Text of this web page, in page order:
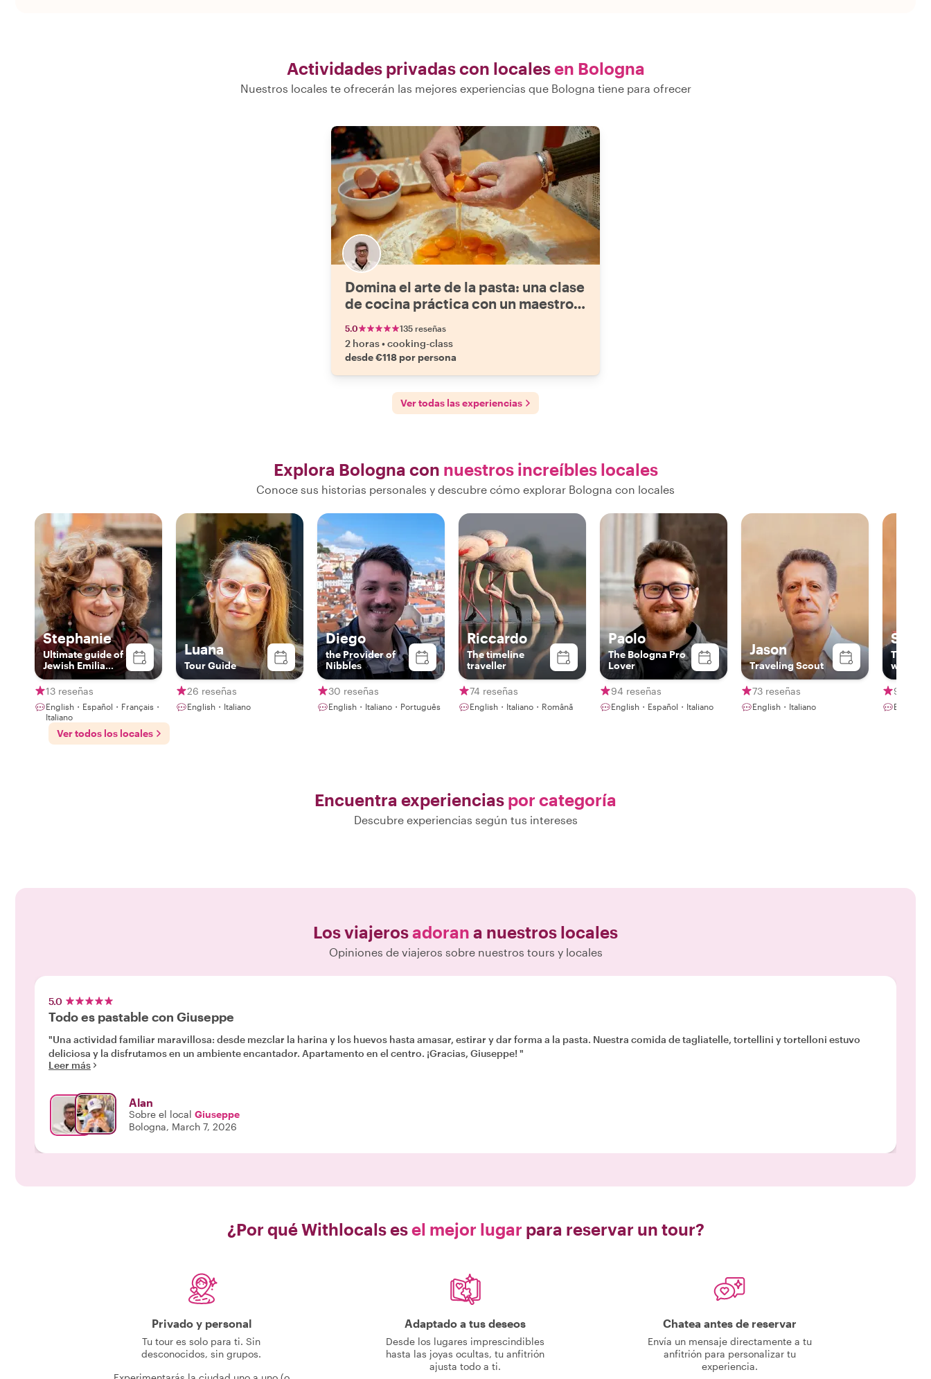
Actividades privadas con localesen Bologna
Nuestros locales te ofrecerán las mejores experiencias que Bologna tiene para ofrecer
Domina el arte de la pasta: una clase
de cocina práctica con un maestro
5.0 135 reseñas
2 horas•cooking-class
desde €118 por persona
Ver todas las experiencias
Explora Bologna con nuestros increíbles locales
Conoce sus historias personales y descubre cómo explorar Bologna con locales
Stephanie
Ultimate guide of
Jewish Emilia
Romagna (you
should learn
about It!)
13 reseñas
English・Español・Français・
Italiano
Luana
Tour Guide
26 reseñas
English・Italiano
Diego
the Provider of
Nibbles
30 reseñas
English・Italiano・Português
Riccardo
The timeline
traveller
74 reseñas
English・Italiano・Română
Paolo
The Bologna Pro
Lover
94 reseñas
English・Español・Italiano
Jason
Traveling Scout
73 reseñas
English・Italiano
Sarah
The
writer
96
English
Ver todos los locales
Encuentra experiencias por categoría
Descubre experiencias según tus intereses
Los viajerosadoran a nuestros locales
Opiniones de viajeros sobre nuestros tours y locales
5.0
Todo es pastable con Giuseppe
"Una actividad familiar maravillosa: desde mezclar la harina y los huevos hasta amasar, estirar y dar forma a la pasta. Nuestra comida de tagliatelle, tortellini y tortelloni estuvo
deliciosa y la disfrutamos en un ambiente encantador. Apartamento en el centro. ¡Gracias, Giuseppe! "
Leer más
Alan
Sobre el local Giuseppe
Bologna, March 7, 2026
¿Por qué Withlocals esel mejor lugar para reservar un tour?
Privado y personal
Tu tour es solo para ti. Sin
desconocidos, sin grupos.
Adaptado a tus deseos
Desde los lugares imprescindibles
hasta las joyas ocultas, tu anfitrión
ajusta todo a ti.
Chatea antes de reservar
Envía un mensaje directamente a tu
anfitrión para personalizar tu
experiencia.